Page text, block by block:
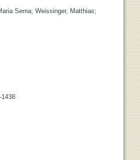
Serna; Weissinger, Matthias;